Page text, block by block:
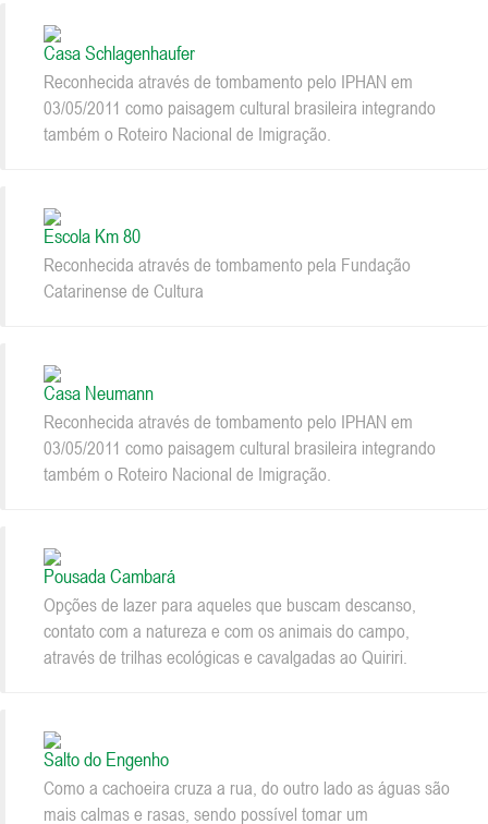
Casa Schlagenhaufer
Reconhecida através de tombamento pelo IPHAN em
03/05/2011 como paisagem cultural brasileira integrando
também o Roteiro Nacional de Imigração.
Escola Km 80
Reconhecida através de tombamento pela Fundação
Catarinense de Cultura
Casa Neumann
Reconhecida através de tombamento pelo IPHAN em
03/05/2011 como paisagem cultural brasileira integrando
também o Roteiro Nacional de Imigração.
Pousada Cambará
Opções de lazer para aqueles que buscam descanso,
contato com a natureza e com os animais do campo,
através de trilhas ecológicas e cavalgadas ao Quiriri.
Salto do Engenho
Como a cachoeira cruza a rua, do outro lado as águas são
mais calmas e rasas, sendo possível tomar um